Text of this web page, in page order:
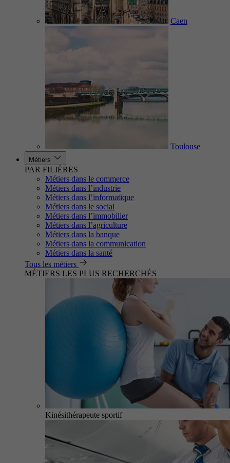
Caen
Toulouse
Métiers
PAR FILIÈRES
Métiers dans le commerce
Métiers dans l’industrie
Métiers dans l’informatique
Métiers dans le social
Métiers dans l’immobilier
Métiers dans l’agriculture
Métiers dans la banque
Métiers dans la communication
Métiers dans la santé
Tous les métiers
MÉTIERS LES PLUS RECHERCHÉS
Kinésithérapeute sportif